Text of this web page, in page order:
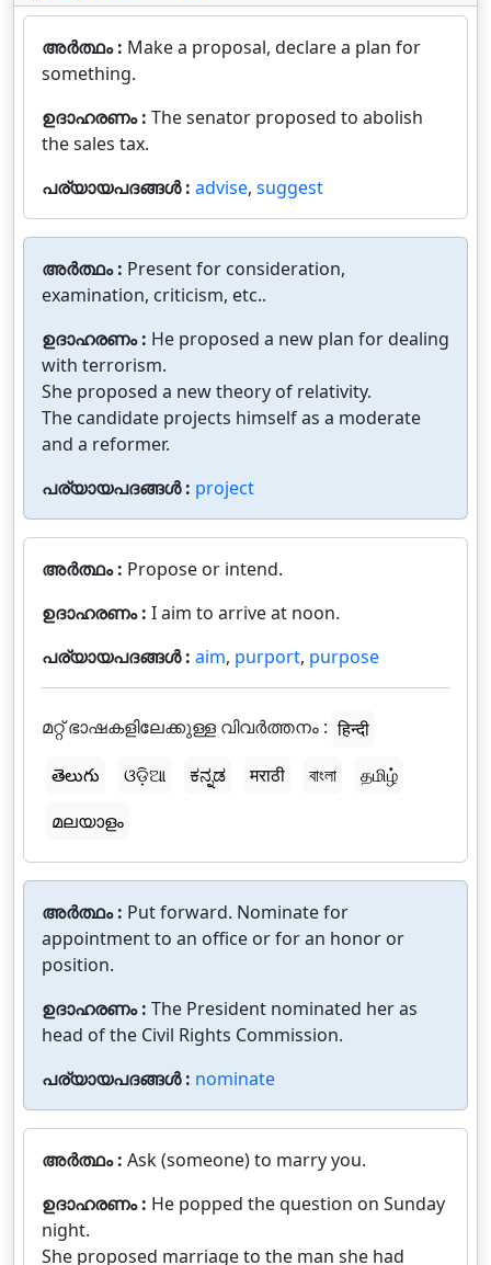
അർത്ഥം : Make a proposal, declare a plan for
something.
ഉദാഹരണം : The senator proposed to abolish
the sales tax.
പര്യായപദങ്ങൾ : advise, suggest
അർത്ഥം : Present for consideration,
examination, criticism, etc..
ഉദാഹരണം : He proposed a new plan for dealing
with terrorism.
She proposed a new theory of relativity.
The candidate projects himself as a moderate
and a reformer.
പര്യായപദങ്ങൾ : project
അർത്ഥം : Propose or intend.
ഉദാഹരണം : I aim to arrive at noon.
പര്യായപദങ്ങൾ : aim, purport, purpose
മറ്റ് ഭാഷകളിലേക്കുള്ള വിവർത്തനം : हिन्दी
తెలుగు
ଓଡ଼ିଆ ಕನ್ನಡ मराठी বাংলা
தமிழ்
മലയാളം
അർത്ഥം : Put forward. Nominate for
appointment to an office or for an honor or
position.
ഉദാഹരണം : The President nominated her as
head of the Civil Rights Commission.
പര്യായപദങ്ങൾ : nominate
അർത്ഥം : Ask (someone) to marry you.
ഉദാഹരണം : He popped the question on Sunday
night.
She proposed marriage to the man she had